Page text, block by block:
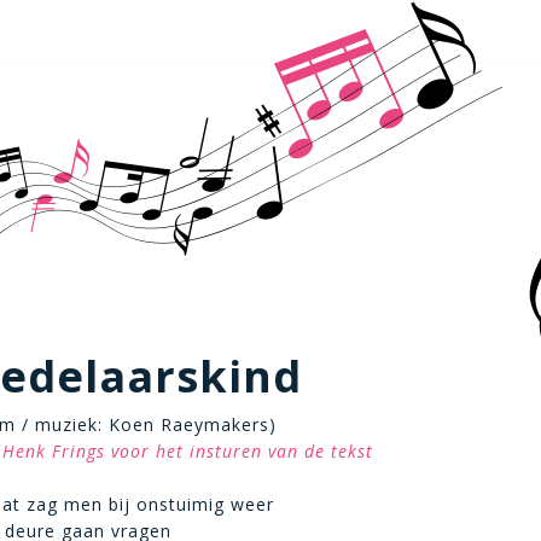
/ muziek: Koen Raeymakers)
Frings voor het insturen van de tekst
zag men bij onstuimig weer
gaan vragen